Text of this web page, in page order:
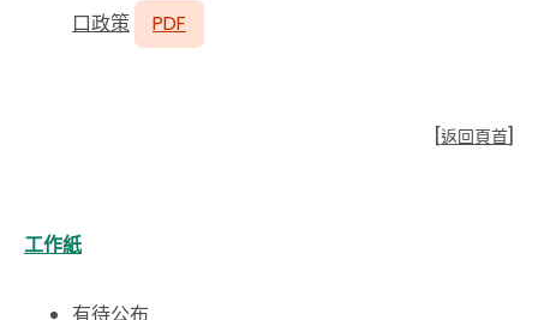
口政策
PDF
[返回頁首]
工作紙